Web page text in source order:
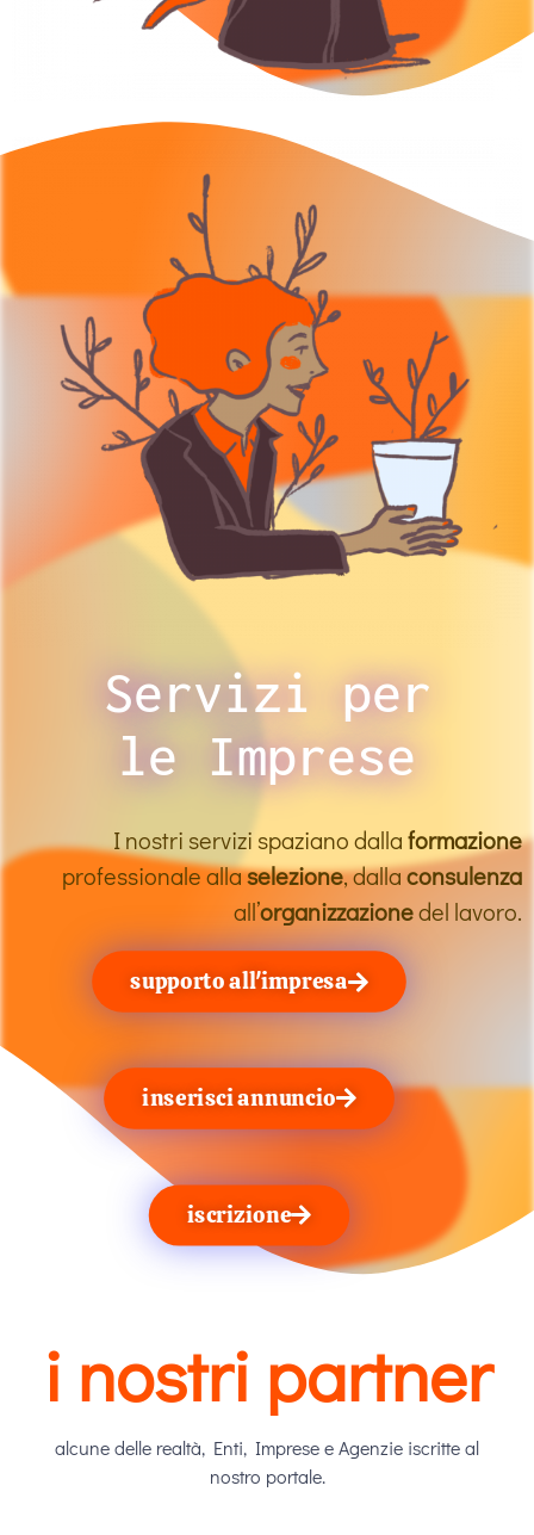
Servizi per
le Imprese
I nostri servizi spaziano dallaformazione
professionale allaselezione, dallaconsulenza
all’organizzazionedel lavoro.
supporto all'impresa
inserisci annuncio
iscrizione
i nostri partner
alcune delle realtà, Enti, Imprese e Agenzie iscritte al
nostro portale.